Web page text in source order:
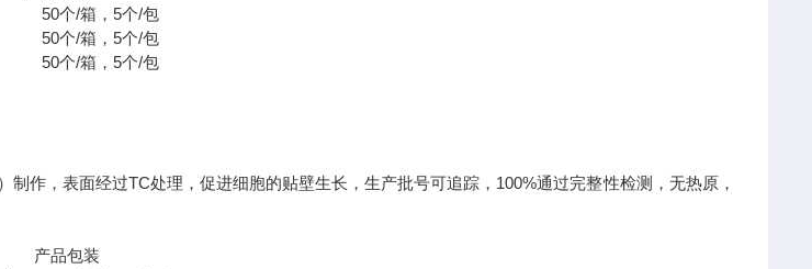
个/箱，5个/包
个/箱，5个/包
个/箱，5个/包
制作，表面经过TC处理，促进细胞的贴壁生长，生产批号可追踪，100%通过完整性检测，无热原，
品包装